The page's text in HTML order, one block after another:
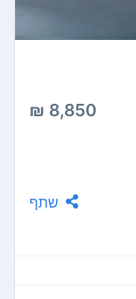
8,850 ₪
שתף